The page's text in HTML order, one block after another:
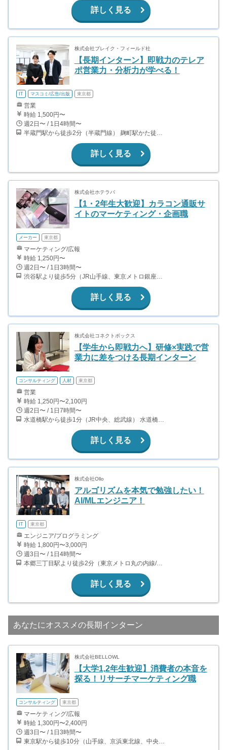
詳しく見る
株式会社ブレイク・フィールド社
【長期インターン】即戦力のテレア
ポ営業力・分析力が学べる！
IT マスコミ/広告/出版 東京都
営業
時給 1,500円〜
週2日〜 / 1日4時間〜
半蔵門駅から徒歩2分（半蔵門線） 麹町駅かた徒歩10分（有楽町線）
詳しく見る
株式会社ホテラバ
【1・2年生大歓迎】カラコン通販サ
イトのマーケティング・企画職
メーカー 東京都
マーケティング/広報
時給 1,250円〜
週2日〜 / 1日3時間〜
渋谷駅より徒歩5分（JR山手線、東京メトロ銀座・半蔵門・副都心線）
詳しく見る
株式会社コネクトボックス
【学生から即戦力へ】研修×実践で営
業力に差をつける長期インターン
コンサルティング 人材 東京都
営業
時給 1,250円〜2,100円
週2日〜 / 1日7時間〜
水道橋駅から徒歩1分（JR中央、総武線） 水道橋駅から徒歩6分（都営三田線）
詳しく見る
株式会社Ollo
アルゴリズムを本気で勉強したい！
AI/MLエンジニア！
IT 東京都
エンジニア/プログラミング
時給 1,800円〜3,000円
週3日〜 / 1日4時間〜
本郷三丁目駅より徒歩2分（東京メトロ丸の内線/都営地下鉄大江戸線）
詳しく見る
あなたにオススメの長期インターン
株式会社BELLOWL
【大学1,2年生歓迎】消費者の本音を
探る！リサーチマーケティング職
コンサルティング 東京都
マーケティング/広報
時給 1,300円〜2,400円
週3日〜 / 1日3時間〜
東京駅から徒歩10分（山手線、京浜東北線、中央線、上野東京ライン、他） 日本橋駅から徒歩10分（銀座線、東西線、浅草線） 京橋駅から徒歩3分（銀座線） 宝町駅から徒歩8分（浅草線）